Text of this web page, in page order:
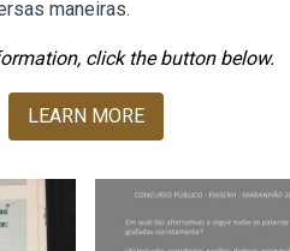
maneiras.
click the button below.
LEARN MORE